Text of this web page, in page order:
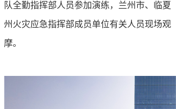
队全勤指挥部人员参加演练，兰州市、临夏
州火灾应急指挥部成员单位有关人员现场观
摩。